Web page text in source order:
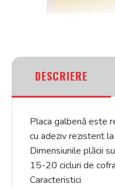
DESCRIERE
Placa galbenă este
cu adeziv rezistent
Dimensiunile plăcii
15-20 cicluri de
Caracteristici